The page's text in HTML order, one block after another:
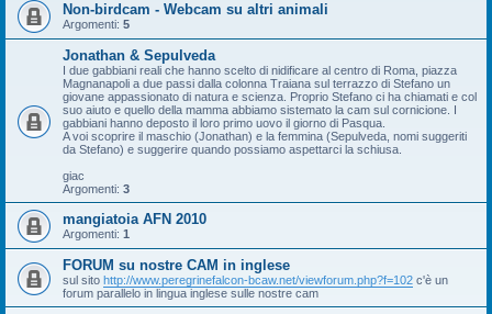
Non-birdcam - Webcam su altri animali
Argomenti: 5
Jonathan & Sepulveda
I due gabbiani reali che hanno scelto di nidificare al centro di Roma, piazza
Magnanapoli a due passi dalla colonna Traiana sul terrazzo di Stefano un
giovane appassionato di natura e scienza. Proprio Stefano ci ha chiamati e col
suo aiuto e quello della mamma abbiamo sistemato la cam sul cornicione. I
gabbiani hanno deposto il loro primo uovo il giorno di Pasqua.
A voi scoprire il maschio (Jonathan) e la femmina (Sepulveda, nomi suggeriti
da Stefano) e suggerire quando possiamo aspettarci la schiusa.
giac
Argomenti: 3
mangiatoia AFN 2010
Argomenti: 1
FORUM su nostre CAM in inglese
sul sito http://www.peregrinefalcon-bcaw.net/viewforum.php?f=102 c'è un
forum parallelo in lingua inglese sulle nostre cam